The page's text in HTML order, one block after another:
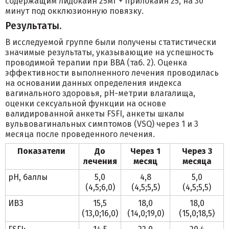
минут под окклюзионную повязку.
Результаты.
В исследуемой группе были получены статистически
значимые результаты, указывающие на успешность
проводимой терапии при ВВА (таб. 2). Оценка
эффективности выполненного лечения проводилась
на основании данных определения индекса
вагинального здоровья, pH-метрии влагалища,
оценки сексуальной функции на основе
валидированной анкеты FSFI, анкеты шкалы
вульвовагинальных симптомов (VSQ) через 1 и 3
месяца после проведенного лечения.
Показатели
До
лечения
Через 1
месяц
Через 3
месяца
pH, баллы
5,0
(4,5;6,0)
4,8
(4,5;5,5)
5,0
(4,5;5,5)
ИВЗ
15,5
(13,0;16,0)
18,0
(14,0;19,0)
18,0
(15,0;18,5)